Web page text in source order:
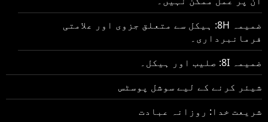
ضمیمہ 8H: ہیکل سے متعلق جزوی اور علامتی
فرمانبرداری۔
ضمیمہ 8I: صلیب اور ہیکل۔
شیئر کرنے کے لیے سوشل پوسٹس
شریعت خدا: روزانہ عبادت